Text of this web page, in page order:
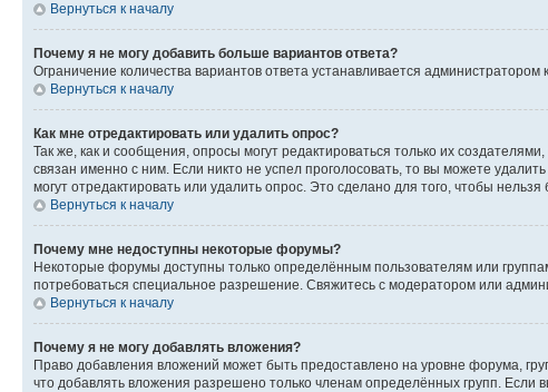
Вернуться к началу
Почему я не могу добавить больше вариантов ответа?
Ограничение количества вариантов ответа устанавливается
Вернуться к началу
Как мне отредактировать или удалить опрос?
Так же, как и сообщения, опросы могут редактироваться только их
связан именно с ним. Если никто не успел проголосовать, то вы можете
могут отредактировать или удалить опрос. Это сделано для того, чтобы
Вернуться к началу
Почему мне недоступны некоторые форумы?
Некоторые форумы доступны только определённым пользователям или
потребоваться специальное разрешение. Свяжитесь с модератором или
Вернуться к началу
Почему я не могу добавлять вложения?
Право добавления вложений может быть предоставлено на уровне форума,
что добавлять вложения разрешено только членам определённых групп.